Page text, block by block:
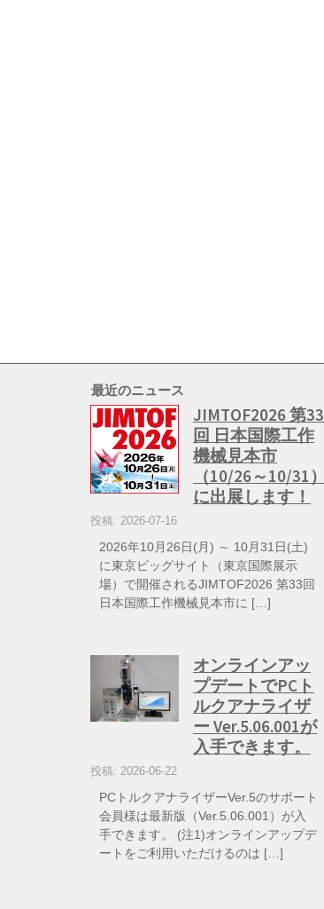
最近のニュース
JIMTOF2026 第33
回 日本国際工作
機械見本市
（10/26～10/31）
に出展します！
投稿: 2026-07-16
2026年10月26日(月) ～ 10月31日(土)
に東京ビッグサイト（東京国際展示
場）で開催されるJIMTOF2026 第33回
日本国際工作機械見本市に […]
オンラインアッ
プデートでPCト
ルクアナライザ
ー Ver.5.06.001が
入手できます。
投稿: 2026-06-22
PCトルクアナライザーVer.5のサポート
会員様は最新版（Ver.5.06.001）が入
手できます。 (注1)オンラインアップデ
ートをご利用いただけるのは […]